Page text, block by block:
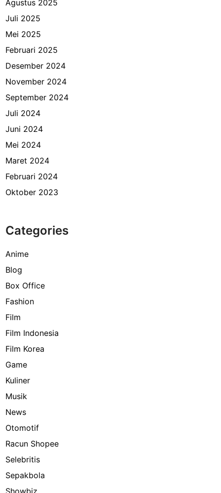
Agustus 2025
Juli 2025
Mei 2025
Februari 2025
Desember 2024
November 2024
September 2024
Juli 2024
Juni 2024
Mei 2024
Maret 2024
Februari 2024
Oktober 2023
Categories
Anime
Blog
Box Office
Fashion
Film
Film Indonesia
Film Korea
Game
Kuliner
Musik
News
Otomotif
Racun Shopee
Selebritis
Sepakbola
Showbiz